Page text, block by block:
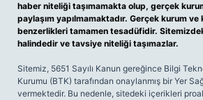
haber niteliği taşımamakta olup, gerçek
paylaşım yapılmamaktadır. Gerçek kurum
benzerlikleri tamamen tesadüfidir.
halindedir ve tavsiye niteliği taşımazlar.
Sitemiz, 5651 Sayılı Kanun gereğince Bilgi
Kurumu (BTK) tarafından onaylanmış bir Yer
vermektedir. Bu nedenle, sitedeki içerikleri